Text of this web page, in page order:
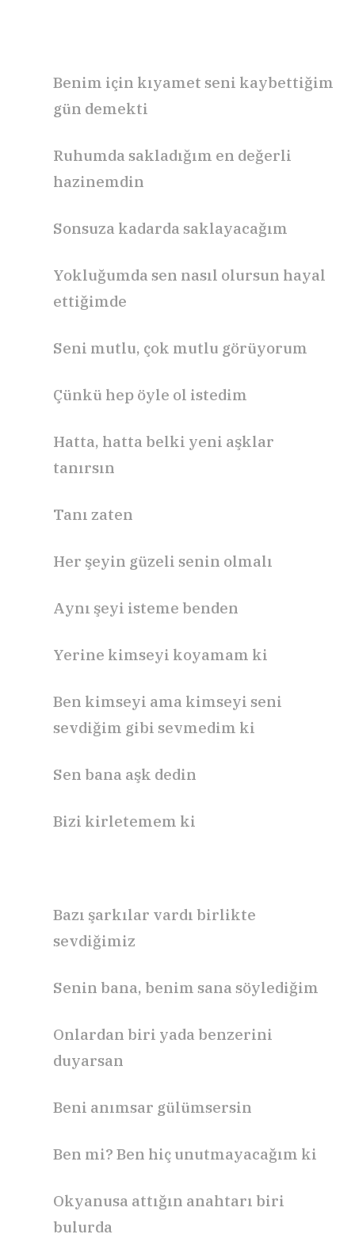
Benim için kıyamet seni kaybettiğim
gün demekti
Ruhumda sakladığım en değerli
hazinemdin
Sonsuza kadarda saklayacağım
Yokluğumda sen nasıl olursun hayal
ettiğimde
Seni mutlu, çok mutlu görüyorum
Çünkü hep öyle ol istedim
Hatta, hatta belki yeni aşklar
tanırsın
Tanı zaten
Her şeyin güzeli senin olmalı
Aynı şeyi isteme benden
Yerine kimseyi koyamam ki
Ben kimseyi ama kimseyi seni
sevdiğim gibi sevmedim ki
Sen bana aşk dedin
Bizi kirletemem ki
Bazı şarkılar vardı birlikte
sevdiğimiz
Senin bana, benim sana söylediğim
Onlardan biri yada benzerini
duyarsan
Beni anımsar gülümsersin
Ben mi? Ben hiç unutmayacağım ki
Okyanusa attığın anahtarı biri
bulurda